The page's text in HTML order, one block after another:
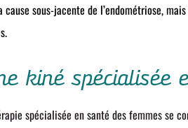
sous-jacente de l’endométriose,
kiné spécialisée
spécialisée en santé des femmes se